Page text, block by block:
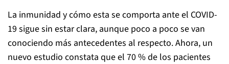
La inmunidad y cómo esta se comporta ante el COVID-
19 sigue sin estar clara, aunque poco a poco se van
conociendo más antecedentes al respecto. Ahora, un
nuevo estudio constata que el 70 % de los pacientes